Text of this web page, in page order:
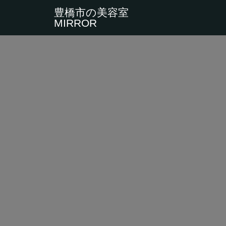
豊橋市の美容室
MIRROR